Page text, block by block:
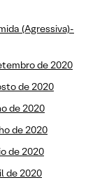
(Agressiva)-
de 2020
de 2020
de 2020
de 2020
de 2020
de 2020